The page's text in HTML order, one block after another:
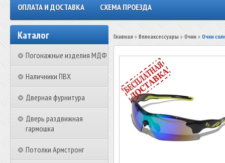
ОПЛАТА И ДОСТАВКА СХЕМА ПРОЕЗДА
Каталог
Погонажные изделия МДФ
Наличники ПВХ
Дверная фурнитура
Дверь раздвижная
гармошка
Потолки Армстронг
Главная » Велоаксессуары » Очки » Очки